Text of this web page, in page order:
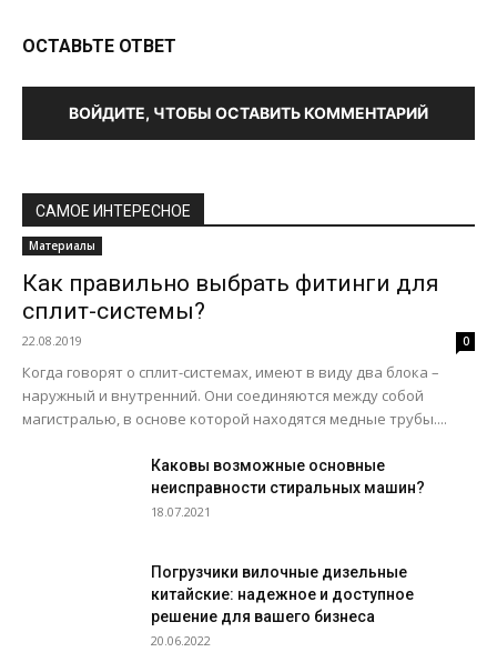
ОСТАВЬТЕ ОТВЕТ
ВОЙДИТЕ, ЧТОБЫ ОСТАВИТЬ КОММЕНТАРИЙ
САМОЕ ИНТЕРЕСНОЕ
Материалы
Как правильно выбрать фитинги для
сплит-системы?
22.08.2019 0
Когда говорят о сплит-системах, имеют в виду два блока –
наружный и внутренний. Они соединяются между собой
магистралью, в основе которой находятся медные трубы....
Каковы возможные основные
неисправности стиральных машин?
18.07.2021
Погрузчики вилочные дизельные
китайские: надежное и доступное
решение для вашего бизнеса
20.06.2022